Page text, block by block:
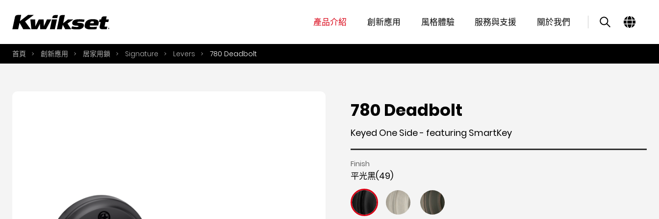
S
S
產品介紹 創新應用 風格體驗 服務與支援 關於我們
首頁 創新應用 居家用鎖 Signature Levers 780 Deadbolt
其他類似商品
780 Deadbolt
Keyed One Side - featuring SmartKey
Finish
平光黑(49)